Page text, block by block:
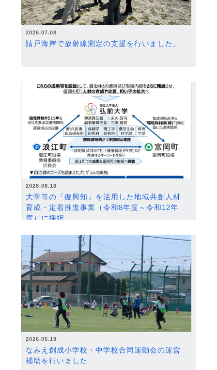
2026.07.08
請戸海岸で放射線測定の支援を行いました。
2026.06.18
大学等の「復興知」を活用した地域共創人材
育成・定着推進事業（令和8年度～令和12年
度）に採択
2026.05.19
なみえ創成小学校・中学校合同運動会の運営
補助を行いました